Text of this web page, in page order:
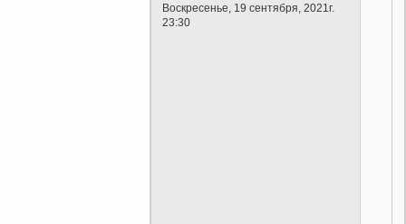
Воскресенье, 19 сентября, 2021г.
23:30